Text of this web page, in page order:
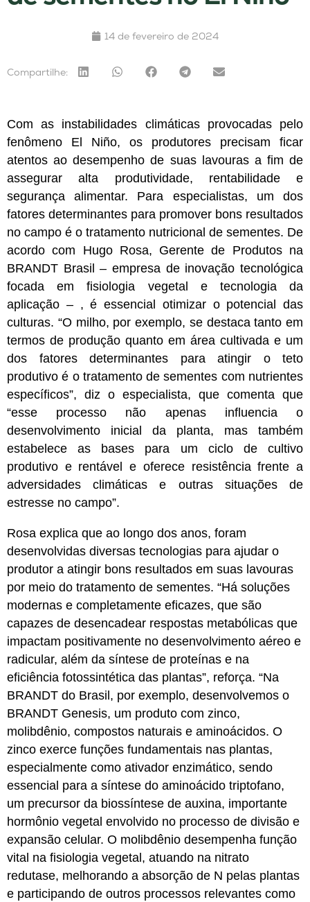
14 de fevereiro de 2024
Compartilhe:
Com as instabilidades climáticas provocadas pelo
fenômeno El Niño, os produtores precisam ficar
atentos ao desempenho de suas lavouras a fim de
assegurar alta produtividade, rentabilidade e
segurança alimentar. Para especialistas, um dos
fatores determinantes para promover bons resultados
no campo é o tratamento nutricional de sementes. De
acordo com Hugo Rosa, Gerente de Produtos na
BRANDT Brasil – empresa de inovação tecnológica
focada em fisiologia vegetal e tecnologia da
aplicação – , é essencial otimizar o potencial das
culturas. “O milho, por exemplo, se destaca tanto em
termos de produção quanto em área cultivada e um
dos fatores determinantes para atingir o teto
produtivo é o tratamento de sementes com nutrientes
específicos”, diz o especialista, que comenta que
“esse processo não apenas influencia o
desenvolvimento inicial da planta, mas também
estabelece as bases para um ciclo de cultivo
produtivo e rentável e oferece resistência frente a
adversidades climáticas e outras situações de
estresse no campo”.
Rosa explica que ao longo dos anos, foram
desenvolvidas diversas tecnologias para ajudar o
produtor a atingir bons resultados em suas lavouras
por meio do tratamento de sementes. “Há soluções
modernas e completamente eficazes, que são
capazes de desencadear respostas metabólicas que
impactam positivamente no desenvolvimento aéreo e
radicular, além da síntese de proteínas e na
eficiência fotossintética das plantas”, reforça. “Na
BRANDT do Brasil, por exemplo, desenvolvemos o
BRANDT Genesis, um produto com zinco,
molibdênio, compostos naturais e aminoácidos. O
zinco exerce funções fundamentais nas plantas,
especialmente como ativador enzimático, sendo
essencial para a síntese do aminoácido triptofano,
um precursor da biossíntese de auxina, importante
hormônio vegetal envolvido no processo de divisão e
expansão celular. O molibdênio desempenha função
vital na fisiologia vegetal, atuando na nitrato
redutase, melhorando a absorção de N pelas plantas
e participando de outros processos relevantes como